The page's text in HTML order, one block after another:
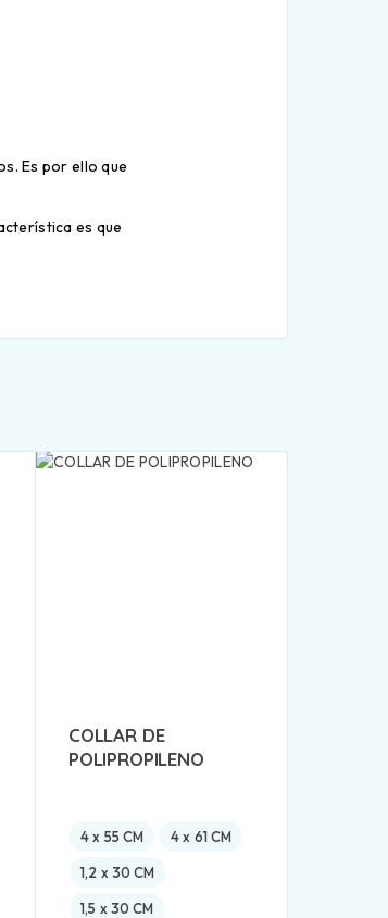
Es por ello que
es que
COLLAR DE
POLIPROPILENO
4 x 55 CM 4 x 61 CM
1,2 x 30 CM
1,5 x 30 CM